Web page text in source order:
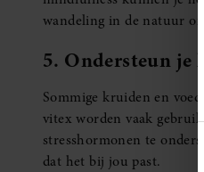
wandeling in de natuur
5. Ondersteun je
Sommige kruiden en
vitex worden vaak
stresshormonen te
dat het bij jou past.